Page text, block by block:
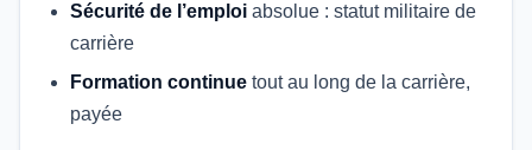
Sécurité de l’emploi absolue : statut militaire de
carrière
Formation continue tout au long de la carrière,
payée